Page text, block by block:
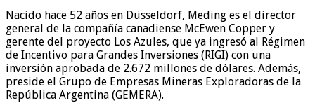
Nacido hace 52 años en Düsseldorf, Meding es el director
general de la compañía canadiense McEwen Copper y
gerente del proyecto Los Azules, que ya ingresó al Régimen
de Incentivo para Grandes Inversiones (RIGI) con una
inversión aprobada de 2.672 millones de dólares. Además,
preside el Grupo de Empresas Mineras Exploradoras de la
República Argentina (GEMERA).